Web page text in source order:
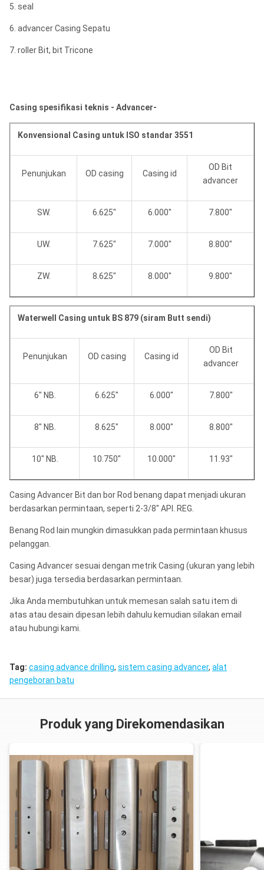
5. seal
6. advancer Casing Sepatu
7. roller Bit, bit Tricone
Casing spesifikasi teknis - Advancer-
Konvensional Casing untuk ISO standar 3551
Penunjukan OD casing Casing id
OD Bit
advancer
SW. 6.625" 6.000" 7.800"
UW. 7.625" 7.000" 8.800"
ZW. 8.625" 8.000" 9.800"
Waterwell Casing untuk BS 879 (siram Butt sendi)
Penunjukan OD casing Casing id
OD Bit
advancer
6" NB. 6.625" 6.000" 7.800"
8" NB. 8.625" 8.000" 8.800"
10" NB. 10.750" 10.000" 11.93"
Casing Advancer Bit dan bor Rod benang dapat menjadi ukuran
berdasarkan permintaan, seperti 2-3/8" API. REG.
Benang Rod lain mungkin dimasukkan pada permintaan khusus
pelanggan.
Casing Advancer sesuai dengan metrik Casing (ukuran yang lebih
besar) juga tersedia berdasarkan permintaan.
Jika Anda membutuhkan untuk memesan salah satu item di
atas atau desain dipesan lebih dahulu kemudian silakan email
atau hubungi kami.
Tag: casing advance drilling, sistem casing advancer, alat
pengeboran batu
Produk yang Direkomendasikan